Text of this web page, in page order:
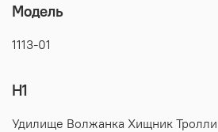
Модель
1113-01
H1
Удилище Волжанка Хищник